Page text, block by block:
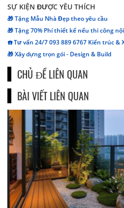
SỰ KIỆN ĐƯỢC YÊU THÍCH
🎁 Tặng Mẫu Nhà Đẹp theo yêu cầu
🎁 Tặng 70% Phí thiết kế nếu thi công
☎️ Tư vấn 24/7 093 889 6767 Kiến trúc &
🎁 Xây dựng trọn gói - Design & Build
CHỦ ĐỀ LIÊN QUAN
BÀI VIẾT LIÊN QUAN